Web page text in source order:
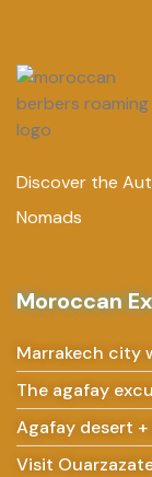
Discover the
Nomads
Moroccan
Marrakech city
The agafay
Agafay desert
Visit